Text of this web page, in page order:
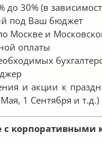
до 30% (в
под Ваш бюджет
Москве и
оплаты
и акции к
1 Сентября и т.д.)
с корпоративными